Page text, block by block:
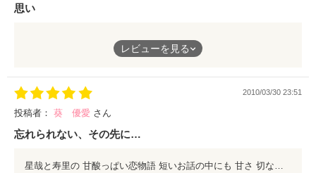
思い
こんなに思いが通じ合える人に会いたいです＼＾＾／
レビューを見る
2010/03/30 23:51
投稿者： 葵 優愛 さん
忘れられない、その先に…